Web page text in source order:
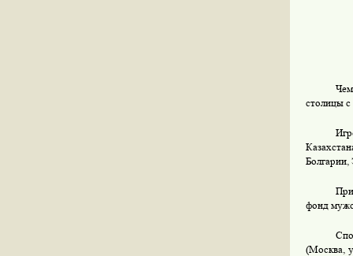
столицы с
фонд
(Москва,